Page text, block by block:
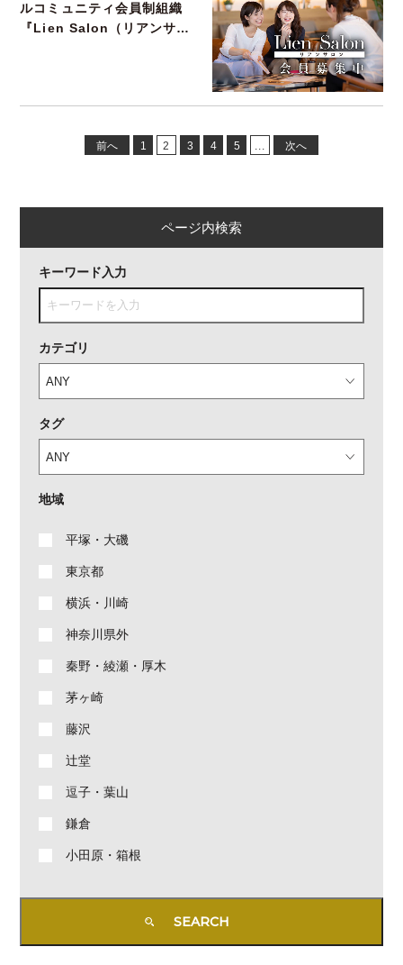
ルコミュニティ会員制組織
『Lien Salon（リアンサロ
前へ 1 2 3 4 5 ... 次へ
ページ内検索
キーワード入力
カテゴリ
タグ
地域
平塚・大磯
東京都
横浜・川崎
神奈川県外
秦野・綾瀬・厚木
茅ヶ崎
藤沢
辻堂
逗子・葉山
鎌倉
小田原・箱根